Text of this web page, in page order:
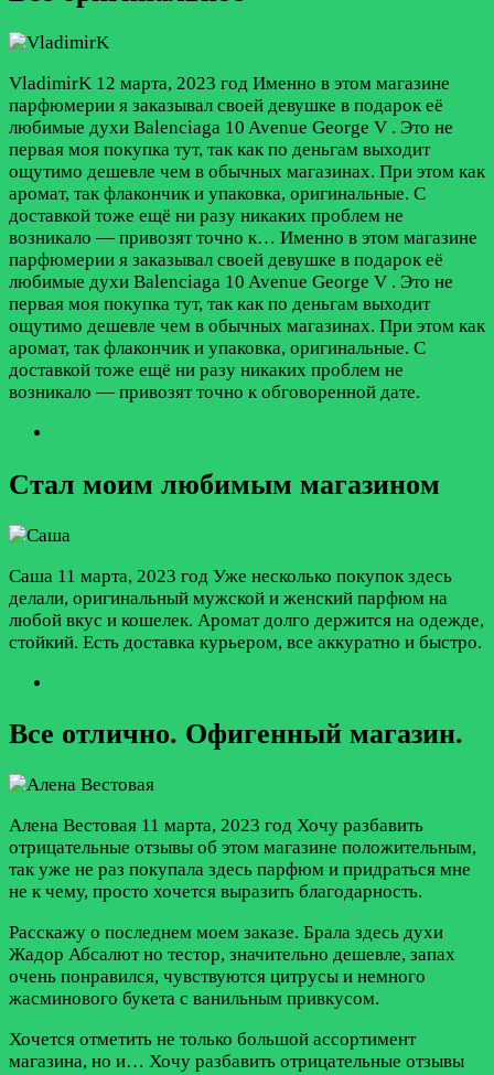
VladimirK 12 марта, 2023 год Именно в этом магазине
парфюмерии я заказывал своей девушке в подарок её
любимые духи Balenciaga 10 Avenue George V . Это не
первая моя покупка тут, так как по деньгам выходит
ощутимо дешевле чем в обычных магазинах. При этом как
аромат, так флакончик и упаковка, оригинальные. С
доставкой тоже ещё ни разу никаких проблем не
возникало — привозят точно к… Именно в этом магазине
парфюмерии я заказывал своей девушке в подарок её
любимые духи Balenciaga 10 Avenue George V . Это не
первая моя покупка тут, так как по деньгам выходит
ощутимо дешевле чем в обычных магазинах. При этом как
аромат, так флакончик и упаковка, оригинальные. С
доставкой тоже ещё ни разу никаких проблем не
возникало — привозят точно к обговоренной дате.
Стал моим любимым магазином
Саша 11 марта, 2023 год Уже несколько покупок здесь
делали, оригинальный мужской и женский парфюм на
любой вкус и кошелек. Аромат долго держится на одежде,
стойкий. Есть доставка курьером, все аккуратно и быстро.
Все отлично. Офигенный магазин.
Алена Вестовая 11 марта, 2023 год Хочу разбавить
отрицательные отзывы об этом магазине положительным,
так уже не раз покупала здесь парфюм и придраться мне
не к чему, просто хочется выразить благодарность.
Расскажу о последнем моем заказе. Брала здесь духи
Жадор Абсалют но тестор, значительно дешевле, запах
очень понравился, чувствуются цитрусы и немного
жасминового букета с ванильным привкусом.
Хочется отметить не только большой ассортимент
магазина, но и… Хочу разбавить отрицательные отзывы